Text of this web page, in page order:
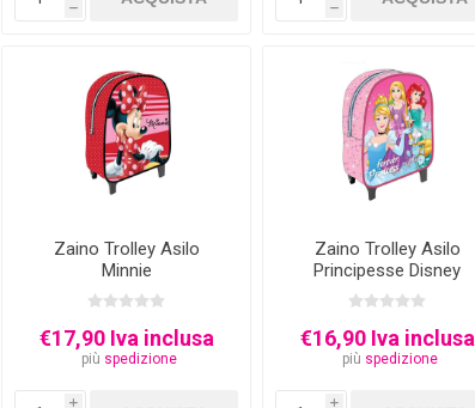
h h
Zaino Trolley Asilo
Minnie
€17,90 Iva inclusa
più spedizione
i
Zaino Trolley Asilo
Principesse Disney
€16,90 Iva inclusa
più spedizione
i